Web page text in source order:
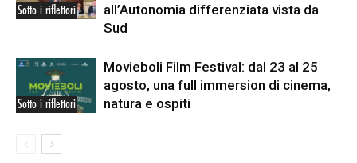
Sotto i riflettori
all’Autonomia differenziata vista da
Sud
Sotto i riflettori
Movieboli Film Festival: dal 23 al 25
agosto, una full immersion di cinema,
natura e ospiti